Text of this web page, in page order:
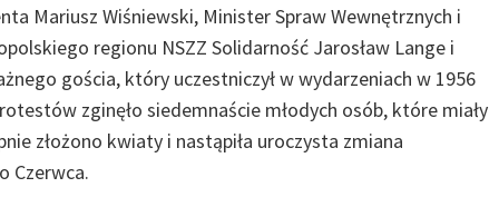
Mariusz Wiśniewski, Minister Spraw Wewnętrznych i
regionu NSZZ Solidarność Jarosław Lange i
gościa, który uczestniczył w wydarzeniach w 1956
zginęło siedemnaście młodych osób, które miały
złożono kwiaty i nastąpiła uroczysta zmiana
Czerwca.